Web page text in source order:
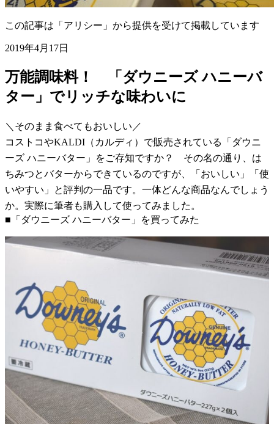
この記事は「アリシー」から提供を受けて掲載しています
2019年4月17日
万能調味料！ 「ダウニーズ ハニーバ
ター」でリッチな味わいに
＼そのまま食べてもおいしい／
コストコやKALDI（カルディ）で販売されている「ダウニ
ーズ ハニーバター」をご存知ですか？ その名の通り、は
ちみつとバターからできているのですが、「おいしい」「使
いやすい」と評判の一品です。一体どんな商品なんでしょう
か。実際に筆者も購入して使ってみました。
■「ダウニーズ ハニーバター」を買ってみた